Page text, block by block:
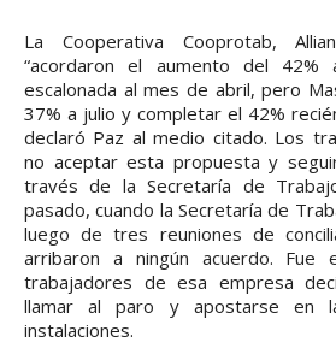
La Cooperativa Cooprotab,
“acordaron el aumento del 42%
escalonada al mes de abril, pero
37% a julio y completar el 42%
declaró Paz al medio citado. Los
no aceptar esta propuesta y
través de la Secretaría de
pasado, cuando la Secretaría de
luego de tres reuniones de
arribaron a ningún acuerdo. Fue
trabajadores de esa empresa
llamar al paro y apostarse en
instalaciones.